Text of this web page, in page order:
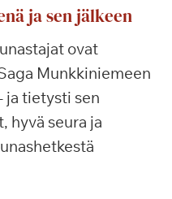
ja sen jälkeen
ovat
Munkkiniemeen
ja tietysti sen
hyvä seura ja